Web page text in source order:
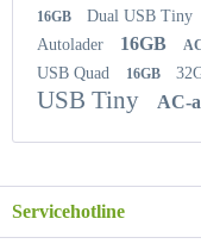
16GB Dual USB Tiny
Autolader 16GB
USB Quad
16GB
USB Tiny AC-
Servicehotline